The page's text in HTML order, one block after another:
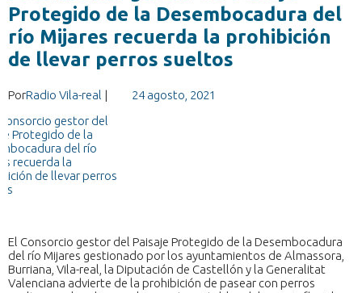
Protegido de la Desembocadura del
río Mijares recuerda la prohibición
de llevar perros sueltos
PorRadio Vila-real | 24 agosto, 2021
El Consorcio gestor del Paisaje Protegido de la Desembocadura
del río Mijares gestionado por los ayuntamientos de Almassora,
Burriana, Vila-real, la Diputación de Castellón y la Generalitat
Valenciana advierte de la prohibición de pasear con perros